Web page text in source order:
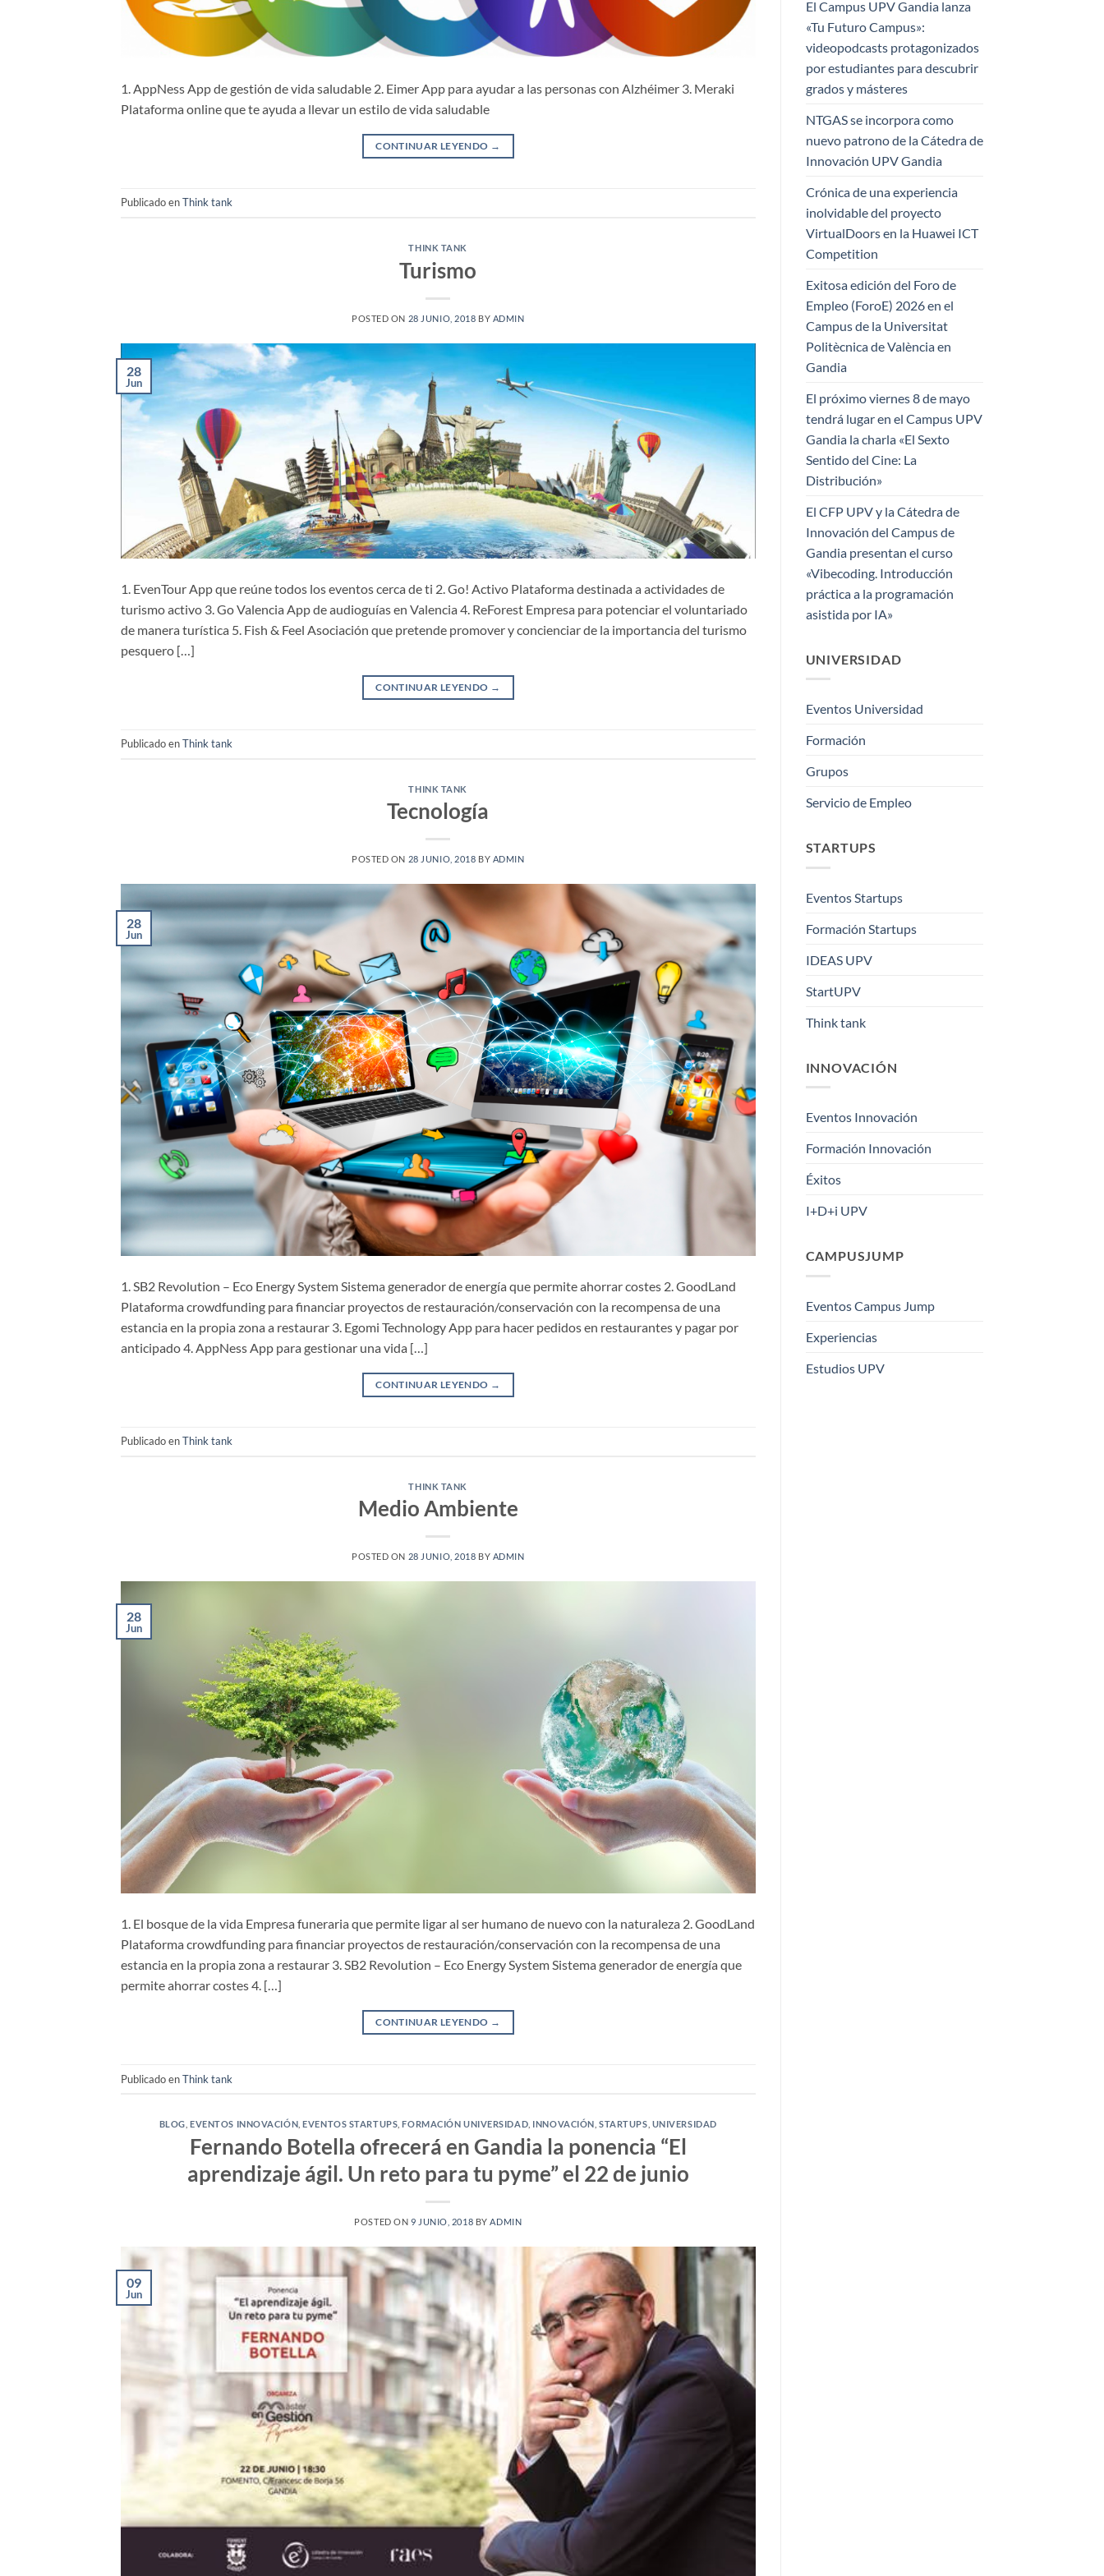
1. AppNess App de gestión de vida saludable 2. Eimer App para ayudar a las personas con Alzhéimer 3. Meraki
Plataforma online que te ayuda a llevar un estilo de vida saludable
CONTINUAR LEYENDO →
Publicado enThink tank
THINK TANK
Turismo
POSTED ON 28 JUNIO, 2018 BY ADMIN
28
Jun
1. EvenTour App que reúne todos los eventos cerca de ti 2. Go! Activo Plataforma destinada a actividades de
turismo activo 3. Go Valencia App de audioguías en Valencia 4. ReForest Empresa para potenciar el voluntariado
de manera turística 5. Fish & Feel Asociación que pretende promover y concienciar de la importancia del turismo
pesquero […]
CONTINUAR LEYENDO →
Publicado enThink tank
THINK TANK
Tecnología
POSTED ON 28 JUNIO, 2018 BY ADMIN
28
Jun
1. SB2 Revolution – Eco Energy System Sistema generador de energía que permite ahorrar costes 2. GoodLand
Plataforma crowdfunding para financiar proyectos de restauración/conservación con la recompensa de una
estancia en la propia zona a restaurar 3. Egomi Technology App para hacer pedidos en restaurantes y pagar por
anticipado 4. AppNess App para gestionar una vida […]
CONTINUAR LEYENDO →
Publicado enThink tank
THINK TANK
Medio Ambiente
POSTED ON 28 JUNIO, 2018 BY ADMIN
28
Jun
1. El bosque de la vida Empresa funeraria que permite ligar al ser humano de nuevo con la naturaleza 2. GoodLand
Plataforma crowdfunding para financiar proyectos de restauración/conservación con la recompensa de una
estancia en la propia zona a restaurar 3. SB2 Revolution – Eco Energy System Sistema generador de energía que
permite ahorrar costes 4. […]
CONTINUAR LEYENDO →
Publicado enThink tank
BLOG ,EVENTOS INNOVACIÓN ,EVENTOS STARTUPS ,FORMACIÓN UNIVERSIDAD INNOVACIÓN ,STARTUPS UNIVERSIDAD
Fernando Botella ofrecerá en Gandia la ponencia “El
aprendizaje ágil. Un reto para tu pyme” el 22 de junio
POSTED ON 9 JUNIO, 2018 BYADMIN
09
Jun
El Campus UPV Gandia lanza
«Tu Futuro Campus»:
videopodcasts protagonizados
por estudiantes para descubrir
grados y másteres
NTGAS se incorpora como
nuevo patrono de la Cátedra de
Innovación UPV Gandia
Crónica de una experiencia
inolvidable del proyecto
VirtualDoors en la Huawei ICT
Competition
Exitosa edición del Foro de
Empleo (ForoE) 2026 en el
Campus de la Universitat
Politècnica de València en
Gandia
El próximo viernes 8 de mayo
tendrá lugar en el Campus UPV
Gandia la charla «El Sexto
Sentido del Cine: La
Distribución»
El CFP UPV y la Cátedra de
Innovación del Campus de
Gandia presentan el curso
«Vibecoding. Introducción
práctica a la programación
asistida por IA»
UNIVERSIDAD
Eventos Universidad
Formación
Grupos
Servicio de Empleo
STARTUPS
Eventos Startups
Formación Startups
IDEAS UPV
StartUPV
Think tank
INNOVACIÓN
Eventos Innovación
Formación Innovación
Éxitos
I+D+i UPV
CAMPUSJUMP
Eventos Campus Jump
Experiencias
Estudios UPV